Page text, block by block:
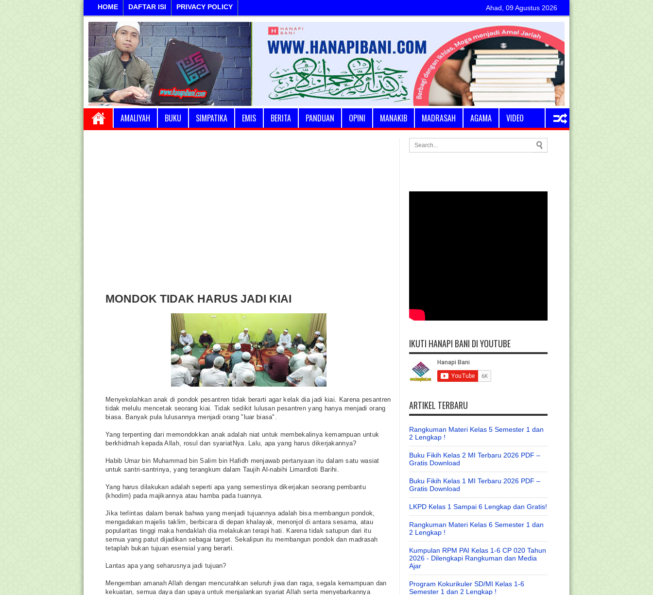
HOME DAFTAR ISI PRIVACY POLICY Ahad, 09 Agustus 2026
AMALIYAH BUKU SIMPATIKA EMIS BERITA PANDUAN OPINI MANAKIB MADRASAH AGAMA VIDEO
MONDOK TIDAK HARUS JADI KIAI
Menyekolahkan anak di pondok pesantren tidak berarti agar kelak dia jadi kiai. Karena pesantren
tidak melulu mencetak seorang kiai. Tidak sedikit lulusan pesantren yang hanya menjadi orang
biasa. Banyak pula lulusannya menjadi orang "luar biasa".
Yang terpenting dari memondokkan anak adalah niat untuk membekalinya kemampuan untuk
berkhidmah kepada Allah, rosul dan syariatNya. Lalu, apa yang harus dikerjakannya?
Habib Umar bin Muhammad bin Salim bin Hafidh menjawab pertanyaan itu dalam satu wasiat
untuk santri-santrinya, yang terangkum dalam Taujih Al-nabihi Limardloti Barihi.
Yang harus dilakukan adalah seperti apa yang semestinya dikerjakan seorang pembantu
(khodim) pada majikannya atau hamba pada tuannya.
Jika terlintas dalam benak bahwa yang menjadi tujuannya adalah bisa membangun pondok,
mengadakan majelis taklim, berbicara di depan khalayak, menonjol di antara sesama, atau
popularitas tinggi maka hendaklah dia melakukan terapi hati. Karena tidak satupun dari itu
semua yang patut dijadikan sebagai target. Sekalipun itu membangun pondok dan madrasah
tetaplah bukan tujuan esensial yang berarti.
Lantas apa yang seharusnya jadi tujuan?
Mengemban amanah Allah dengan mencurahkan seluruh jiwa dan raga, segala kemampuan dan
kekuatan, semua daya dan upaya untuk menjalankan syariat Allah serta menyebarkannya
IKUTI HANAPI BANI DI YOUTUBE
ARTIKEL TERBARU
Rangkuman Materi Kelas 5 Semester 1 dan
2 Lengkap !
Buku Fikih Kelas 2 MI Terbaru 2026 PDF –
Gratis Download
Buku Fikih Kelas 1 MI Terbaru 2026 PDF –
Gratis Download
LKPD Kelas 1 Sampai 6 Lengkap dan Gratis!
Rangkuman Materi Kelas 6 Semester 1 dan
2 Lengkap !
Kumpulan RPM PAI Kelas 1-6 CP 020 Tahun
2026 - Dilengkapi Rangkuman dan Media
Ajar
Program Kokurikuler SD/MI Kelas 1-6
Semester 1 dan 2 Lengkap !